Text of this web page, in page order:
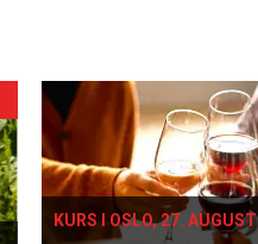
KURS I OSLO, 27. AUGUST